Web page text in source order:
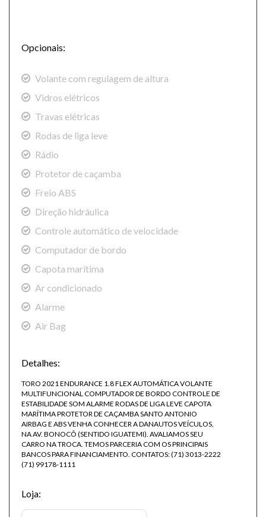
Opcionais:
Volante com regulagem de altura
Vidros elétricos
Travas elétricas
Rodas de liga leve
Rádio
Protetor de caçamba
Freio ABS
Direção hidráulica
Controle automático de velocidade
Computador de bordo
Capota marítima
Ar condicionado
Alarme
Air Bag
Detalhes:
TORO 2021 ENDURANCE 1.8 FLEX AUTOMÁTICA VOLANTE
MULTIFUNCIONAL COMPUTADOR DE BORDO CONTROLE DE
ESTABILIDADE SOM ALARME RODAS DE LIGA LEVE CAPOTA
MARÍTIMA PROTETOR DE CAÇAMBA SANTO ANTONIO
AIRBAG E ABS VENHA CONHECER A DANAUTOS VEÍCULOS,
NA AV. BONOCÔ (SENTIDO IGUATEMI). AVALIAMOS SEU
CARRO NA TROCA. TEMOS PARCERIA COM OS PRINCIPAIS
BANCOS PARA FINANCIAMENTO. CONTATOS: (71) 3013-2222
(71) 99178-1111
Loja: